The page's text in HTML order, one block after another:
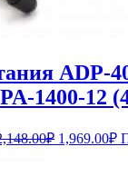
ADP-
1400-12
₽ 1,969.00₽